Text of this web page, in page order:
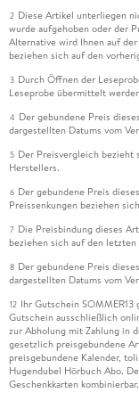
2 Diese Artikel unterliegen
wurde aufgehoben oder der
Alternative wird Ihnen auf
beziehen sich auf den
3 Durch Öffnen der
Leseprobe übermittelt
4 Der gebundene Preis
dargestellten Datums vom
5 Der Preisvergleich bezieht
Herstellers.
6 Der gebundene Preis
Preissenkungen beziehen
7 Die Preisbindung dieses
beziehen sich auf den
8 Der gebundene Preis
dargestellten Datums vom
12 Ihr Gutschein
Gutschein ausschließlich
zur Abholung mit Zahlung in
gesetzlich preisgebundene
preisgebundene Kalender,
Hugendubel Hörbuch Abo.
Geschenkkarten